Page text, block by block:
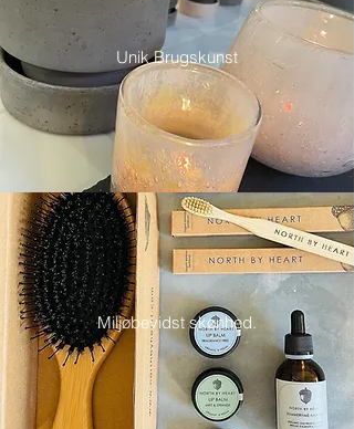
Unik Brugskunst
Miljøbevidst skønhed.